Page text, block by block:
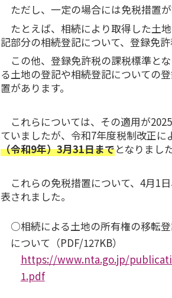
ただし、一定の場合には免税措置が
たとえば、相続により取得した土
記部分の相続登記について、登録免許
この他、登録免許税の課税標準と
る土地の登記や相続登記についての
置があります。
これらについては、その適用が
ていましたが、令和7年度税制改正に
（令和9年）3月31日までとなりました
これらの免税措置について、4月1
表されました。
○相続による土地の所有権の移転
について（PDF/127KB）
https://www.nta.go.jp/
1.pdf